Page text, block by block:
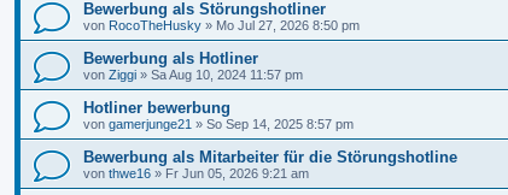
Bewerbung als Störungshotliner
von RocoTheHusky » Mo Jul 27, 2026 8:50 pm
Bewerbung als Hotliner
von Ziggi » Sa Aug 10, 2024 11:57 pm
Hotliner bewerbung
von gamerjunge21 » So Sep 14, 2025 8:57 pm
Bewerbung als Mitarbeiter für die Störungshotline
von thwe16 » Fr Jun 05, 2026 9:21 am